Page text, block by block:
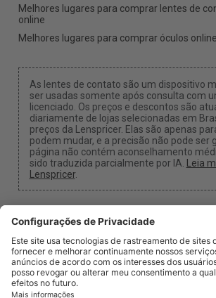
Melhores lugares para comprar lentes de
online
Melhores lugares para comprar óculos
As lentes de contato são um dispositivo
ser usadas somente após consulta com
licenciado. Os preços e descontos são
diariamente de lojas selecionadas em
preços da Lenspricer. Elas são apenas
podem mudar, e a precisão não pode ser
página não contém aconselhamento
sido traduzida parcialmente por IA. Leia
Lenspricer.
Configurações de Cookies
Podemos receber uma comissão se